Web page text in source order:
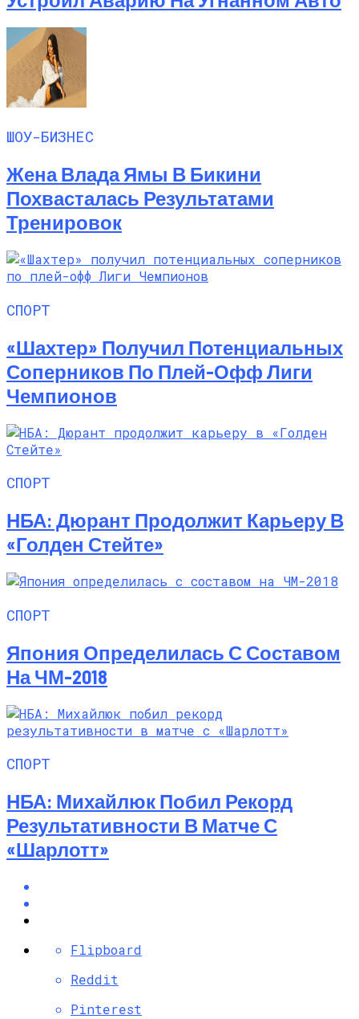
ШОУ-БИЗНЕС
Жена Влада Ямы В Бикини
Похвасталась Результатами
Тренировок
СПОРТ
«Шахтер» Получил Потенциальных
Соперников По Плей-Офф Лиги
Чемпионов
СПОРТ
НБА: Дюрант Продолжит Карьеру В
«Голден Стейте»
СПОРТ
Япония Определилась С Составом
На ЧМ-2018
СПОРТ
НБА: Михайлюк Побил Рекорд
Результативности В Матче С
«Шарлотт»
Flipboard
Reddit
Pinterest